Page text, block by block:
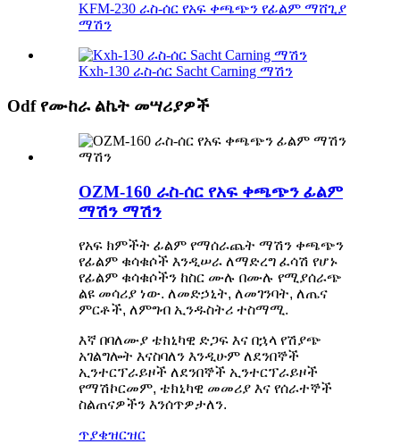
KFM-230 ራስ-ሰር የአፍ ቀጫጭን የፊልም ማሸጊያ
ማሽን
Kxh-130 ራስ-ሰር Sacht Carning ማሽን
Odf የሙከራ ልኬት መሣሪያዎች
OZM-160 ራስ-ሰር የአፍ ቀጫጭን ፊልም
ማሽን ማሽን
የአፍ ክምችት ፊልም የማሰራጨት ማሽን ቀጫጭን
የፊልም ቁሳቁሶች እንዲሠራ ለማድረግ ፈሳሽ የሆኑ
የፊልም ቁሳቁሶችን ከስር ሙሉ በሙሉ የሚያሰራጭ
ልዩ መሳሪያ ነው. ለመድኃኒት, ለመገንባት, ለጤና
ምርቶች, ለምግብ ኢንዱስትሪ ተስማሚ.
እኛ በባለሙያ ቴክኒካዊ ድጋፍ እና በኋላ የሽያጭ
አገልግሎት እናስባለን እንዲሁም ለደንበኞች
ኢንተርፕራይዞች ለደንበኞች ኢንተርፕራይዞች
የማሽኮርመም, ቴክኒካዊ መመሪያ እና የሰራተኞች
ስልጠናዎችን እንሰጥዎታለን.
ጥያቄዝርዝር